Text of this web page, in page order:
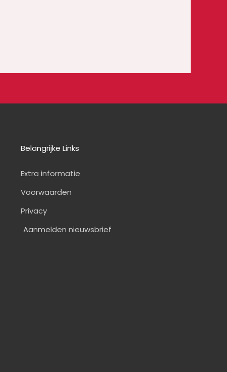
Belangrijke Links
Extra informatie
Voorwaarden
Privacy
Aanmelden nieuwsbrief